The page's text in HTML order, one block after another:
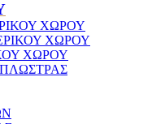
ΧΩΡΟΥ
ΧΩΡΟΥ
ΧΩΡΟΥ